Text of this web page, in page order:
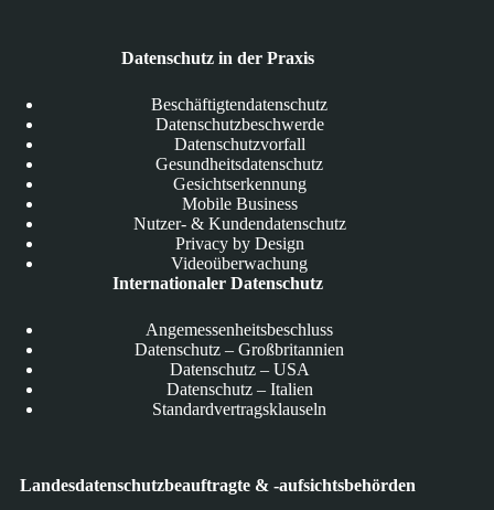
Datenschutz in der Praxis
Beschäftigtendatenschutz
Datenschutzbeschwerde
Datenschutzvorfall
Gesundheitsdatenschutz
Gesichtserkennung
Mobile Business
Nutzer- & Kundendatenschutz
Privacy by Design
Videoüberwachung
Internationaler Datenschutz
Angemessenheitsbeschluss
Datenschutz – Großbritannien
Datenschutz – USA
Datenschutz – Italien
Standardvertragsklauseln
Landesdatenschutzbeauftragte & -aufsichtsbehörden